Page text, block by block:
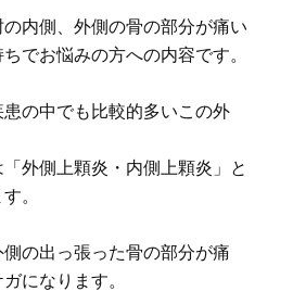
内側、外側の骨の部分が痛い
でお悩みの方への内容です。
の中でも比較的多いこの外
外側上顆炎・内側上顆炎」と
。
の出っ張った骨の部分が痛
になります。